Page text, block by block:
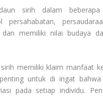
sirih dalam beberapa
persahabatan,
dan memiliki nilai budaya
memiliki klaim manfaat
untuk di ingat bahwa
pada setiap individu.